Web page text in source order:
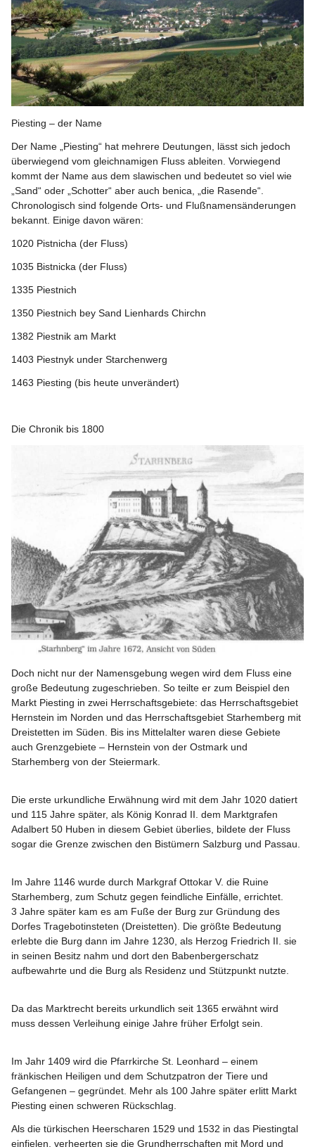
Piesting – der Name
Der Name „Piesting“ hat mehrere Deutungen, lässt sich jedoch
überwiegend vom gleichnamigen Fluss ableiten. Vorwiegend
kommt der Name aus dem slawischen und bedeutet so viel wie
„Sand“ oder „Schotter“ aber auch benica, „die Rasende“.
Chronologisch sind folgende Orts- und Flußnamensänderungen
bekannt. Einige davon wären:
1020 Pistnicha (der Fluss)
1035 Bistnicka (der Fluss)
1335 Piestnich
1350 Piestnich bey Sand Lienhards Chirchn
1382 Piestnik am Markt
1403 Piestnyk under Starchenwerg
1463 Piesting (bis heute unverändert)
Die Chronik bis 1800
Doch nicht nur der Namensgebung wegen wird dem Fluss eine
große Bedeutung zugeschrieben. So teilte er zum Beispiel den
Markt Piesting in zwei Herrschaftsgebiete: das Herrschaftsgebiet
Hernstein im Norden und das Herrschaftsgebiet Starhemberg mit
Dreistetten im Süden. Bis ins Mittelalter waren diese Gebiete
auch Grenzgebiete – Hernstein von der Ostmark und
Starhemberg von der Steiermark.
Die erste urkundliche Erwähnung wird mit dem Jahr 1020 datiert
und 115 Jahre später, als König Konrad II. dem Marktgrafen
Adalbert 50 Huben in diesem Gebiet überlies, bildete der Fluss
sogar die Grenze zwischen den Bistümern Salzburg und Passau.
Im Jahre 1146 wurde durch Markgraf Ottokar V. die Ruine
Starhemberg, zum Schutz gegen feindliche Einfälle, errichtet.
3 Jahre später kam es am Fuße der Burg zur Gründung des
Dorfes Tragebotinsteten (Dreistetten). Die größte Bedeutung
erlebte die Burg dann im Jahre 1230 , als Herzog Friedrich II. sie
in seinen Besitz nahm und dort den Babenbergerschatz
aufbewahrte und die Burg als Residenz und Stützpunkt nutzte.
Da das Marktrecht bereits urkundlich seit 1365 erwähnt wird
muss dessen Verleihung einige Jahre früher Erfolgt sein.
Im Jahr 1409 wird die Pfarrkirche St. Leonhard – einem
fränkischen Heiligen und dem Schutzpatron der Tiere und
Gefangenen – gegründet. Mehr als 100 Jahre später erlitt Markt
Piesting einen schweren Rückschlag.
Als die türkischen Heerscharen 1529 und 1532 in das Piestingtal
einfielen, verheerten sie die Grundherrschaften mit Mord und